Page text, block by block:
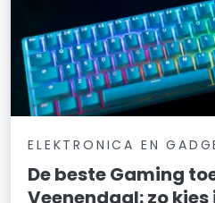
ELEKTRONICA EN
De beste Gaming
Veenendaal: zo kies